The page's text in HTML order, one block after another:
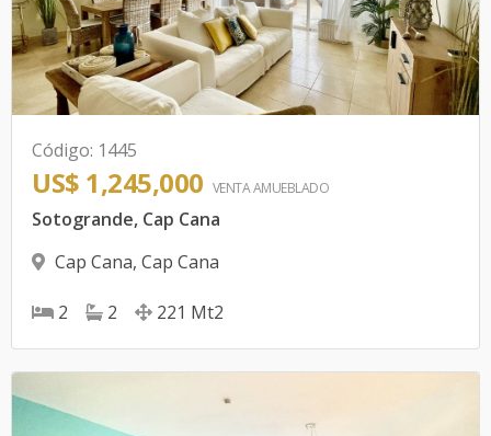
Código: 1445
US$ 1,245,000 VENTA AMUEBLADO
Sotogrande, Cap Cana
Cap Cana, Cap Cana
2 2 221 Mt2